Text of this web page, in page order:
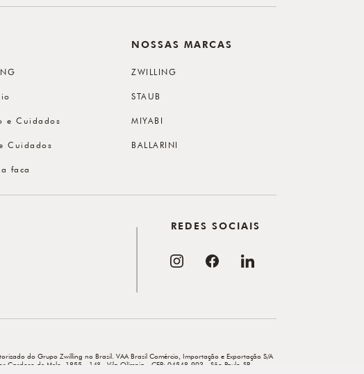
e Cuidados
Cuidados
faca
NOSSAS MARCAS
ZWILLING
STAUB
MIYABI
BALLARINI
REDES SOCIAIS
do Grupo Zwilling no Brasil. VAA Brasil Comércio, Importação e Exportação S/A
Cardoso de Melo, 1855 - 14º - Vila Olímpia - CEP: 04548-903 - São Paulo-SP.